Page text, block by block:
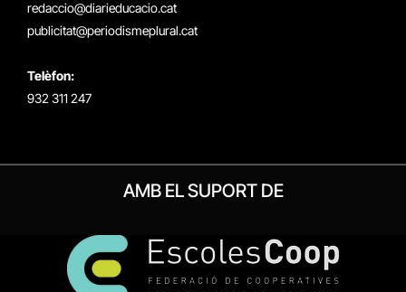
redaccio@diarieducacio.cat
publicitat@periodismeplural.cat
Telèfon:
932 311 247
AMB EL SUPORT DE